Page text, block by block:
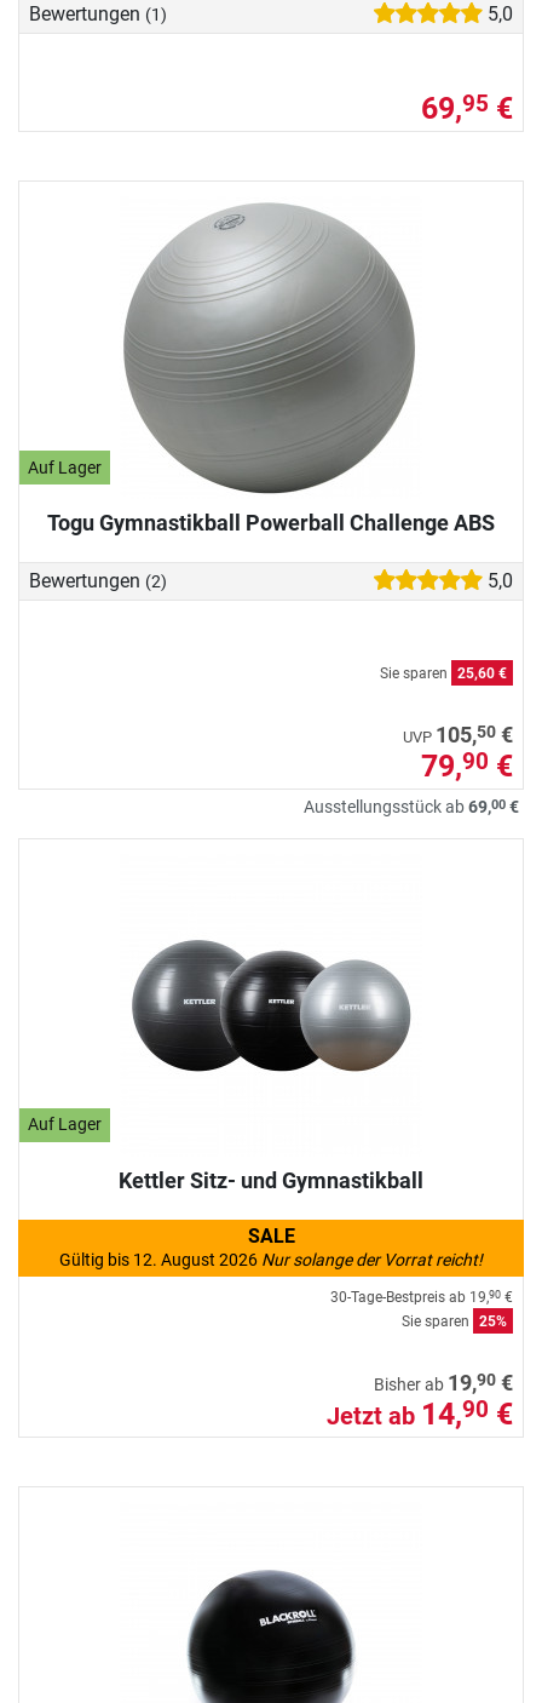
Bewertungen (1) 5,0
69,95 €
Auf Lager
Togu Gymnastikball Powerball Challenge ABS
Bewertungen (2) 5,0
Sie sparen 25,60 €
UVP 105,50 €
79,90 €
Ausstellungsstück ab69,00 €
Auf Lager
Kettler Sitz- und Gymnastikball
SALE
Gültig bis 12. August 2026 Nur solange der Vorrat reicht!
30-Tage-Bestpreis ab 19,90 €
Sie sparen
25%
Bisher ab 19,90 €
Jetzt ab 14,90 €